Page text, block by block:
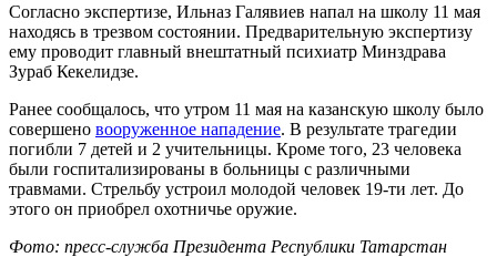
Согласно экспертизе, Ильназ Галявиев напал на школу 11 мая
находясь в трезвом состоянии. Предварительную экспертизу
ему проводит главный внештатный психиатр Минздрава
Зураб Кекелидзе.
Ранее сообщалось, что утром 11 мая на казанскую школу было
совершено вооруженное нападение. В результате трагедии
погибли 7 детей и 2 учительницы. Кроме того, 23 человека
были госпитализированы в больницы с различными
травмами. Стрельбу устроил молодой человек 19-ти лет. До
этого он приобрел охотничье оружие.
Фото: пресс-служба Президента Республики Татарстан